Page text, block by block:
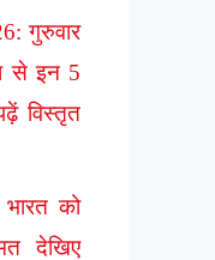
गुरुवार
से इन 5
विस्तृत
को
देखिए